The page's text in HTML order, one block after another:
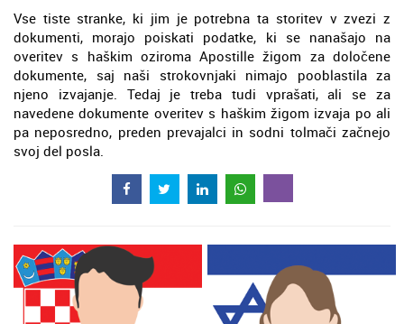
Vse tiste stranke, ki jim je potrebna ta storitev v zvezi z
dokumenti, morajo poiskati podatke, ki se nanašajo na
overitev s haškim oziroma Apostille žigom za določene
dokumente, saj naši strokovnjaki nimajo pooblastila za
njeno izvajanje. Tedaj je treba tudi vprašati, ali se za
navedene dokumente overitev s haškim žigom izvaja po ali
pa neposredno, preden prevajalci in sodni tolmači začnejo
svoj del posla.